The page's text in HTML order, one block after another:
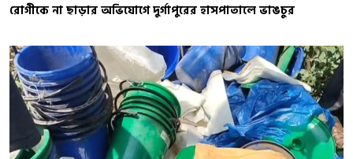
রোগীকে না ছাড়ার অভিযোগে দুর্গাপুরের হাসপাতালে ভাঙচুর